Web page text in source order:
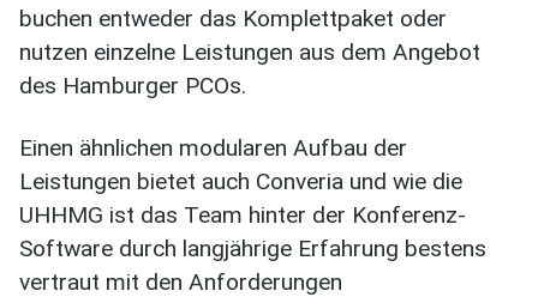
buchen entweder das Komplettpaket oder
nutzen einzelne Leistungen aus dem Angebot
des Hamburger PCOs.
Einen ähnlichen modularen Aufbau der
Leistungen bietet auch Converia und wie die
UHHMG ist das Team hinter der Konferenz-
Software durch langjährige Erfahrung bestens
vertraut mit den Anforderungen